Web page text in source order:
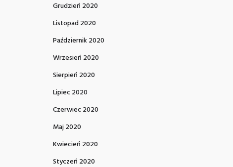
Grudzień 2020
Listopad 2020
Październik 2020
Wrzesień 2020
Sierpień 2020
Lipiec 2020
Czerwiec 2020
Maj 2020
Kwiecień 2020
Styczeń 2020